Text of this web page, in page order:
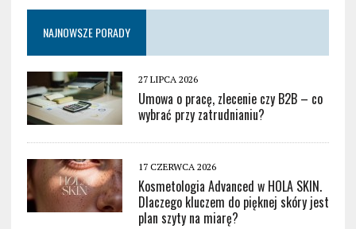
NAJNOWSZE PORADY
27 LIPCA 2026
Umowa o pracę, zlecenie czy B2B – co
wybrać przy zatrudnianiu?
17 CZERWCA 2026
Kosmetologia Advanced w HOLA SKIN.
Dlaczego kluczem do pięknej skóry jest
plan szyty na miarę?